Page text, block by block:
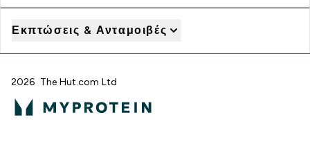
Εκπτώσεις & Ανταμοιβές
2026 The Hut.com Ltd